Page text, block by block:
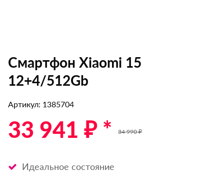
Смартфон Xiaomi 15
12+4/512Gb
Артикул: 1385704
33 941 ₽ * 34 990 ₽
Идеальное состояние